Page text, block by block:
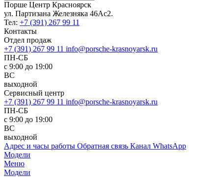
Порше Центр Красноярск
ул. Партизана Железняка 46Ас2.
Тел: +7 (391) 267 99 11
Контакты
Отдел продаж
+7 (391) 267 99 11 info@porsche-krasnoyarsk.ru
ПН-СБ
c 9:00 до 19:00
ВС
выходной
Сервисный центр
+7 (391) 267 99 11 info@porsche-krasnoyarsk.ru
ПН-СБ
с 9:00 до 19:00
ВС
выходной
Адрес и часы работы Обратная связь Канал WhatsApp
Модели
Меню
Модели